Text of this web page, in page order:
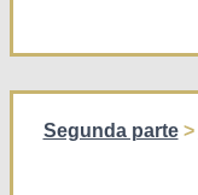
Segunda parte>